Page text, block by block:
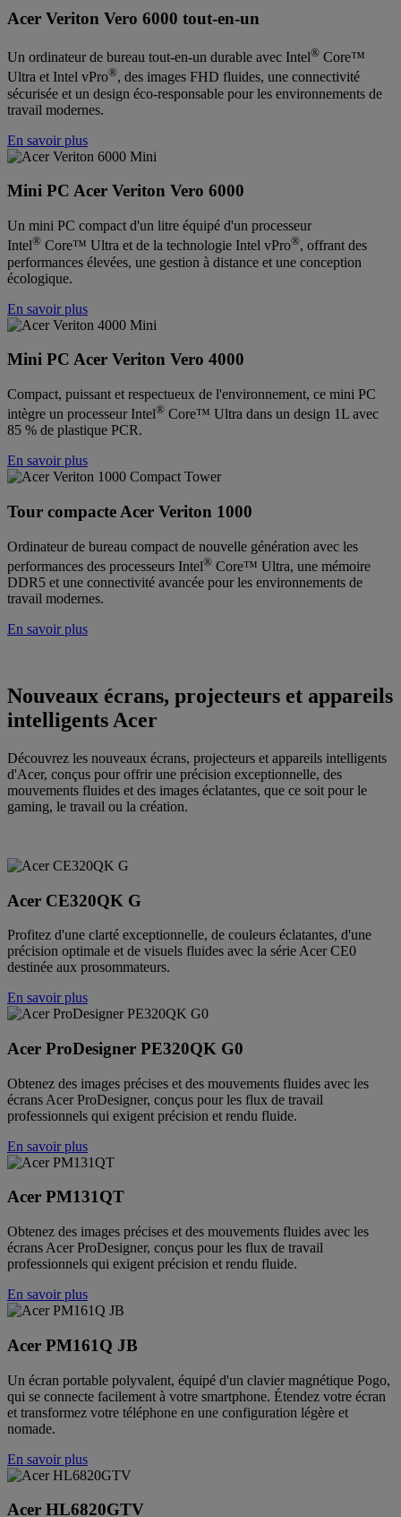
Acer Veriton Vero 6000 tout-en-un
Un ordinateur de bureau tout-en-un durable avec Intel® Core™
Ultra et Intel vPro®, des images FHD fluides, une connectivité
sécurisée et un design éco-responsable pour les environnements de
travail modernes.
En savoir plus
Mini PC Acer Veriton Vero 6000
Un mini PC compact d'un litre équipé d'un processeur
Intel® Core™ Ultra et de la technologie Intel vPro®, offrant des
performances élevées, une gestion à distance et une conception
écologique.
En savoir plus
Mini PC Acer Veriton Vero 4000
Compact, puissant et respectueux de l'environnement, ce mini PC
intègre un processeur Intel® Core™ Ultra dans un design 1L avec
85 % de plastique PCR.
En savoir plus
Tour compacte Acer Veriton 1000
Ordinateur de bureau compact de nouvelle génération avec les
performances des processeurs Intel® Core™ Ultra, une mémoire
DDR5 et une connectivité avancée pour les environnements de
travail modernes.
En savoir plus
Nouveaux écrans, projecteurs et appareils
intelligents Acer
Découvrez les nouveaux écrans, projecteurs et appareils intelligents
d'Acer, conçus pour offrir une précision exceptionnelle, des
mouvements fluides et des images éclatantes, que ce soit pour le
gaming, le travail ou la création.
Acer CE320QK G
Profitez d'une clarté exceptionnelle, de couleurs éclatantes, d'une
précision optimale et de visuels fluides avec la série Acer CE0
destinée aux prosommateurs.
En savoir plus
Acer ProDesigner PE320QK G0
Obtenez des images précises et des mouvements fluides avec les
écrans Acer ProDesigner, conçus pour les flux de travail
professionnels qui exigent précision et rendu fluide.
En savoir plus
Acer PM131QT
Obtenez des images précises et des mouvements fluides avec les
écrans Acer ProDesigner, conçus pour les flux de travail
professionnels qui exigent précision et rendu fluide.
En savoir plus
Acer PM161Q JB
Un écran portable polyvalent, équipé d'un clavier magnétique Pogo,
qui se connecte facilement à votre smartphone. Étendez votre écran
et transformez votre téléphone en une configuration légère et
nomade.
En savoir plus
Acer HL6820GTV